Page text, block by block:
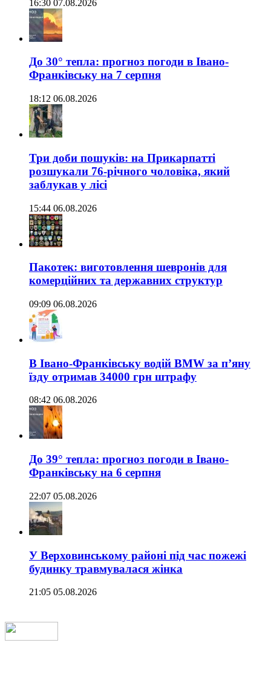
16:30 07.08.2026
До 30° тепла: прогноз погоди в Івано-
Франківську на 7 серпня
18:12 06.08.2026
Три доби пошуків: на Прикарпатті
розшукали 76-річного чоловіка, який
заблукав у лісі
15:44 06.08.2026
Пакотек: виготовлення шевронів для
комерційних та державних структур
09:09 06.08.2026
В Івано-Франківську водій BMW за п’яну
їзду отримав 34000 грн штрафу
08:42 06.08.2026
До 39° тепла: прогноз погоди в Івано-
Франківську на 6 серпня
22:07 05.08.2026
У Верховинському районі під час пожежі
будинку травмувалася жінка
21:05 05.08.2026